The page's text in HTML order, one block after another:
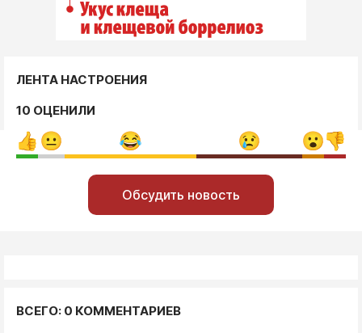
ЛЕНТА НАСТРОЕНИЯ
10 ОЦЕНИЛИ
Обсудить новость
ВСЕГО: 0 КОММЕНТАРИЕВ